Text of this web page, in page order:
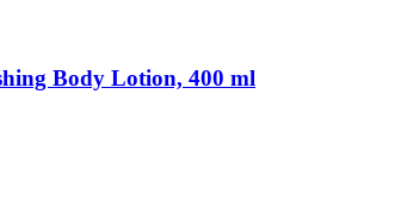
Body Lotion, 400 ml